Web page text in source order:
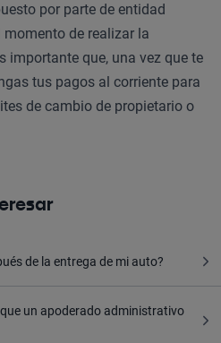
por parte de entidad
de realizar la
importante que, una vez que te
tus pagos al corriente para
de cambio de propietario o
de la entrega de mi auto?
un apoderado administrativo